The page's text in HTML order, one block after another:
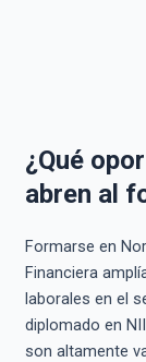
¿Qué
abren al
Formarse en
Financiera
laborales en el
diplomado en
son altamente